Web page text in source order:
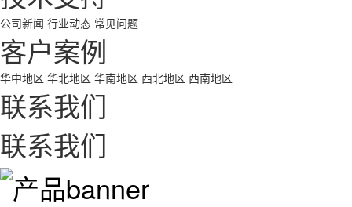
公司新闻 行业动态 常见问题
客户案例
华中地区 华北地区 华南地区 西北地区 西南地区
联系我们
联系我们